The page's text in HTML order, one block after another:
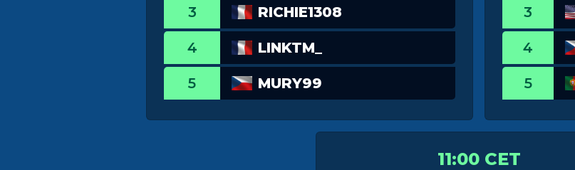
3 RICHIE1308
4 LINKTM_
5 MURY99
3
4
5
11:00 CET